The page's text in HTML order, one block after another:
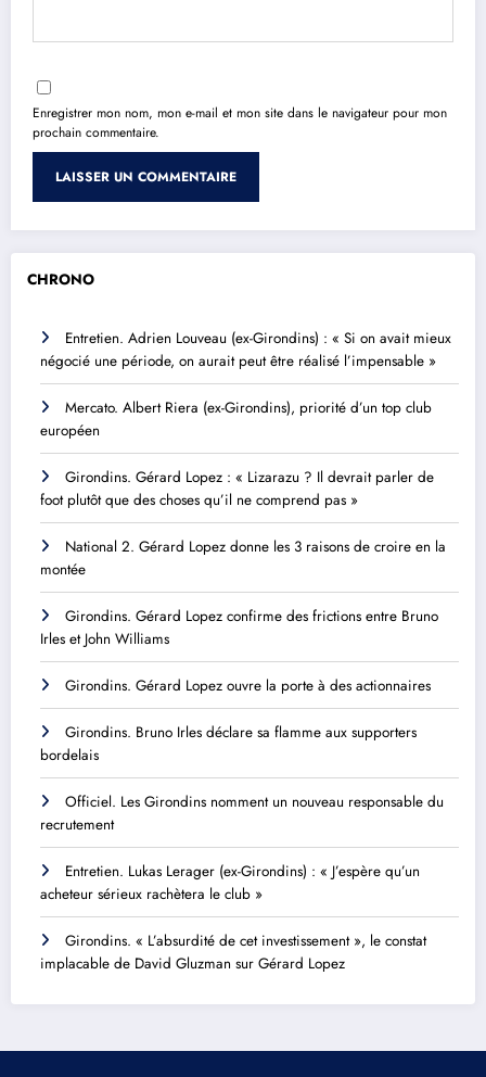
Enregistrer mon nom, mon e-mail et mon site dans le navigateur pour mon
prochain commentaire.
CHRONO
Entretien. Adrien Louveau (ex-Girondins) : « Si on avait mieux
négocié une période, on aurait peut être réalisé l’impensable »
Mercato. Albert Riera (ex-Girondins), priorité d’un top club
européen
Girondins. Gérard Lopez : « Lizarazu ? Il devrait parler de
foot plutôt que des choses qu’il ne comprend pas »
National 2. Gérard Lopez donne les 3 raisons de croire en la
montée
Girondins. Gérard Lopez confirme des frictions entre Bruno
Irles et John Williams
Girondins. Gérard Lopez ouvre la porte à des actionnaires
Girondins. Bruno Irles déclare sa flamme aux supporters
bordelais
Officiel. Les Girondins nomment un nouveau responsable du
recrutement
Entretien. Lukas Lerager (ex-Girondins) : « J’espère qu’un
acheteur sérieux rachètera le club »
Girondins. « L’absurdité de cet investissement », le constat
implacable de David Gluzman sur Gérard Lopez